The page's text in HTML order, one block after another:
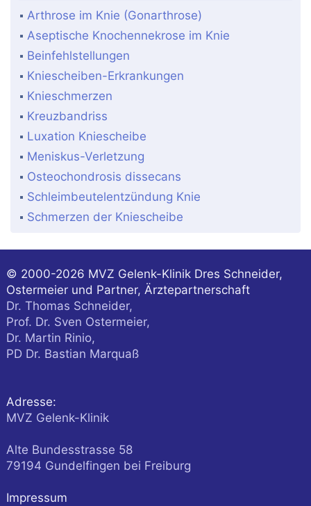
Arthrose im Knie (Gonarthrose)
Aseptische Knochennekrose im Knie
Beinfehlstellungen
Kniescheiben-Erkrankungen
Knieschmerzen
Kreuzbandriss
Luxation Kniescheibe
Meniskus-Verletzung
Osteochondrosis dissecans
Schleimbeutelentzündung Knie
Schmerzen der Kniescheibe
© 2000-2026 MVZ Gelenk-Klinik Dres Schneider,
Ostermeier und Partner, Ärztepartnerschaft
Dr. Thomas Schneider,
Prof. Dr. Sven Ostermeier,
Dr. Martin Rinio,
PD Dr. Bastian Marquaß
Adresse:
MVZ Gelenk-Klinik
Alte Bundesstrasse 58
79194 Gundelfingen bei Freiburg
Impressum